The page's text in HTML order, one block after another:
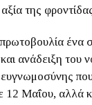
της
ένα
ανάδειξη του
12 Μαΐου, αλλά